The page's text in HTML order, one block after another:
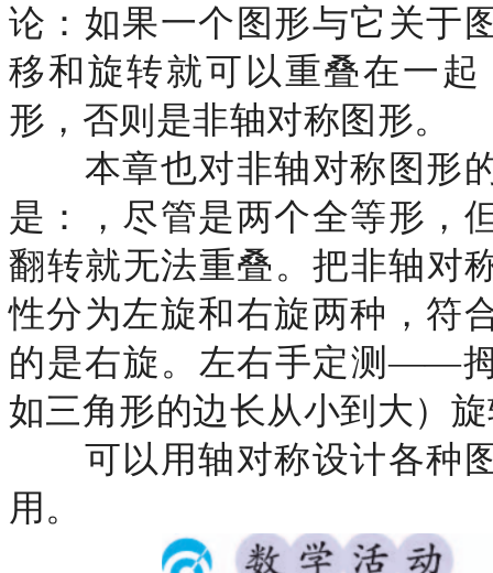
论：如果一个图形与它关于
移和旋转就可以重叠在一
形，否则是非轴对称图形。
本章也对非轴对称图形的
是：，尽管是两个全等形，
翻转就无法重叠。把非轴对
性分为左旋和右旋两种，符
的是右旋。左右手定测——
如三角形的边长从小到大）
可以用轴对称设计各种图
用。